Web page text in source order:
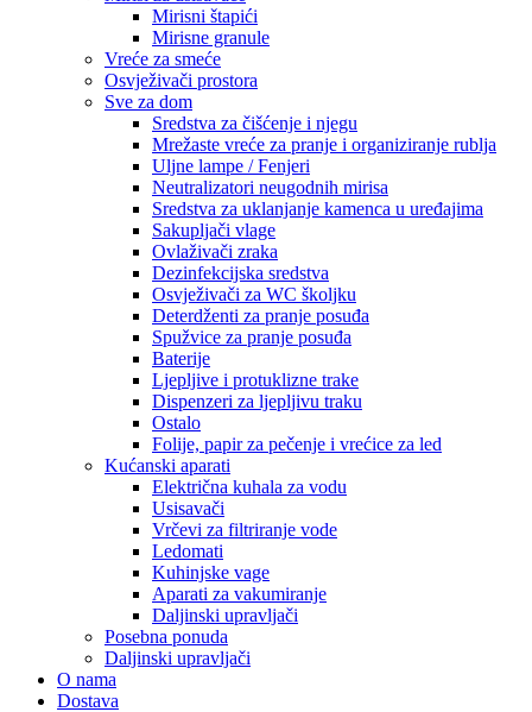
Mirisni štapići
Mirisne granule
Vreće za smeće
Osvježivači prostora
Sve za dom
Sredstva za čišćenje i njegu
Mrežaste vreće za pranje i organiziranje rublja
Uljne lampe / Fenjeri
Neutralizatori neugodnih mirisa
Sredstva za uklanjanje kamenca u uređajima
Sakupljači vlage
Ovlaživači zraka
Dezinfekcijska sredstva
Osvježivači za WC školjku
Deterdženti za pranje posuđa
Spužvice za pranje posuđa
Baterije
Ljepljive i protuklizne trake
Dispenzeri za ljepljivu traku
Ostalo
Folije, papir za pečenje i vrećice za led
Kućanski aparati
Električna kuhala za vodu
Usisavači
Vrčevi za filtriranje vode
Ledomati
Kuhinjske vage
Aparati za vakumiranje
Daljinski upravljači
Posebna ponuda
Daljinski upravljači
O nama
Dostava